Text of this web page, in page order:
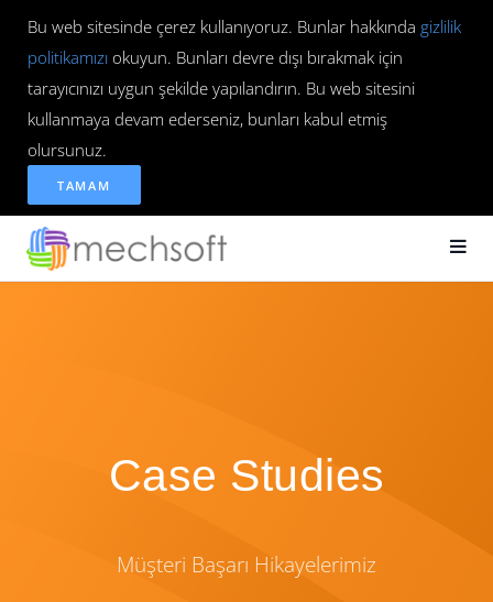
Bu web sitesinde çerez kullanıyoruz. Bunlar hakkında gizlilik
politikamızı okuyun. Bunları devre dışı bırakmak için
tarayıcınızı uygun şekilde yapılandırın. Bu web sitesini
kullanmaya devam ederseniz, bunları kabul etmiş
olursunuz.
TAMAM
Case Studies
Müşteri Başarı Hikayelerimiz